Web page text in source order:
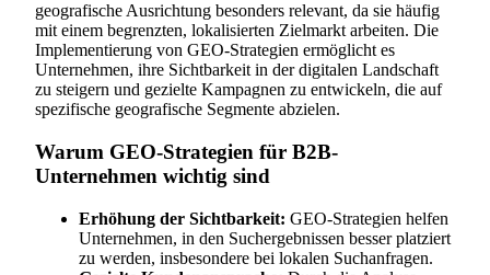
geografische Ausrichtung besonders relevant, da sie häufig
mit einem begrenzten, lokalisierten Zielmarkt arbeiten. Die
Implementierung von GEO-Strategien ermöglicht es
Unternehmen, ihre Sichtbarkeit in der digitalen Landschaft
zu steigern und gezielte Kampagnen zu entwickeln, die auf
spezifische geografische Segmente abzielen.
Warum GEO-Strategien für B2B-
Unternehmen wichtig sind
Erhöhung der Sichtbarkeit: GEO-Strategien helfen
Unternehmen, in den Suchergebnissen besser platziert
zu werden, insbesondere bei lokalen Suchanfragen.